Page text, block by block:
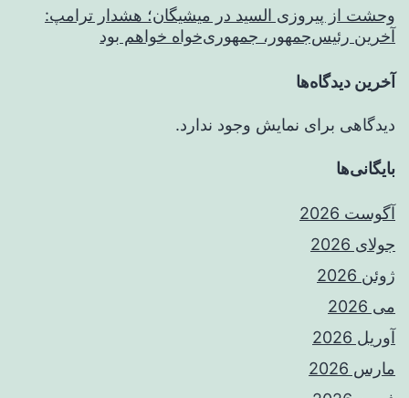
وحشت از پیروزی السید در میشیگان؛ هشدار ترامپ:
آخرین رئیس‌جمهور، جمهوری‌خواه خواهم بود
آخرین دیدگاه‌ها
دیدگاهی برای نمایش وجود ندارد.
بایگانی‌ها
آگوست 2026
جولای 2026
ژوئن 2026
می 2026
آوریل 2026
مارس 2026